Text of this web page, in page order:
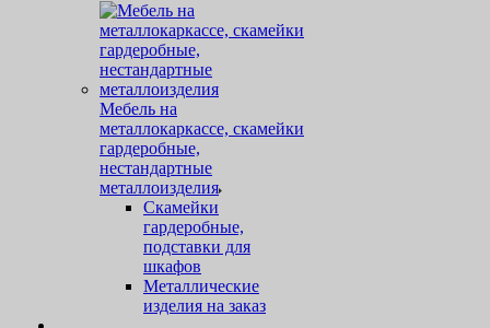
Мебель на
металлокаркассе, скамейки
гардеробные,
нестандартные
металлоизделия
Скамейки
гардеробные,
подставки для
шкафов
Металлические
изделия на заказ